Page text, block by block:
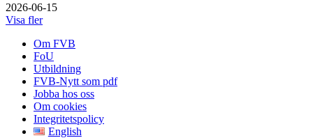
2026-06-15
Visa fler
Om FVB
FoU
Utbildning
FVB-Nytt som pdf
Jobba hos oss
Om cookies
Integritetspolicy
English